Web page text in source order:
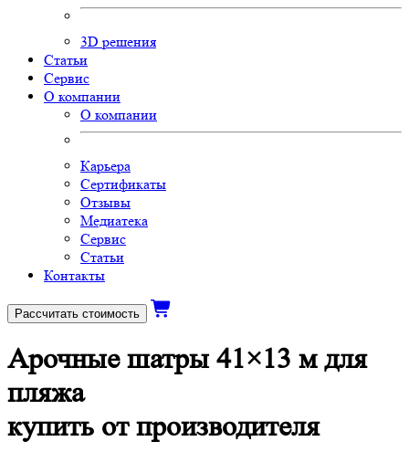
3D решения
Статьи
Сервис
О компании
О компании
Карьера
Сертификаты
Отзывы
Медиатека
Сервис
Статьи
Контакты
Рассчитать стоимость
Арочные шатры 41×13 м для
пляжа
купить от производителя